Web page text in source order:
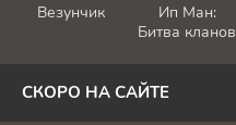
Везунчик
Ип Ман:
Битва кланов
СКОРО НА САЙТЕ